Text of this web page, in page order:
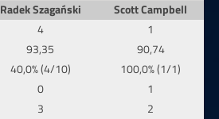
Radek Szagański
Scott Campbell
4
1
93,35
90,74
40,0% (4/10)
100,0% (1/1)
0
1
3
2